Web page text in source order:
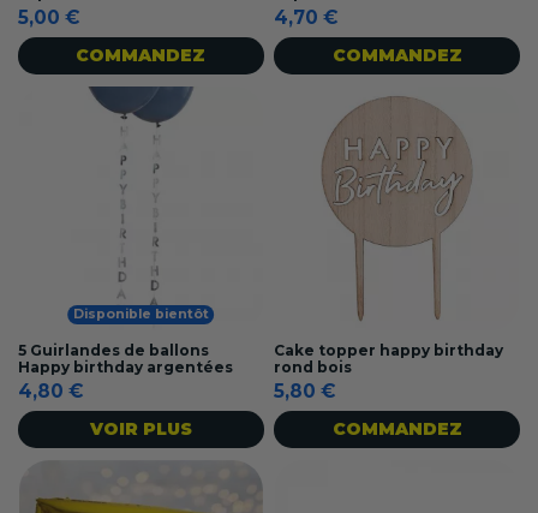
5,00 €
COMMANDEZ
4,70 €
COMMANDEZ
Disponible bientôt
5 Guirlandes de ballons
Happy birthday argentées
4,80 €
VOIR PLUS
Cake topper happy birthday
rond bois
5,80 €
COMMANDEZ